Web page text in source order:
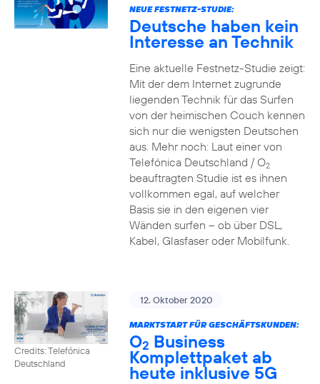
NEUE FESTNETZ-STUDIE:
Deutsche haben kein
Interesse an Technik
Eine aktuelle Festnetz-Studie zeigt:
Mit der dem Internet zugrunde
liegenden Technik für das Surfen
von der heimischen Couch kennen
sich nur die wenigsten Deutschen
aus. Mehr noch: Laut einer von
Telefónica Deutschland / O2
beauftragten Studie ist es ihnen
vollkommen egal, auf welcher
Basis sie in den eigenen vier
Wänden surfen – ob über DSL,
Kabel, Glasfaser oder Mobilfunk.
Credits: Telefónica
Deutschland
12. Oktober 2020
MARKTSTART FÜR GESCHÄFTSKUNDEN:
O2 Business
Komplettpaket ab
heute inklusive 5G